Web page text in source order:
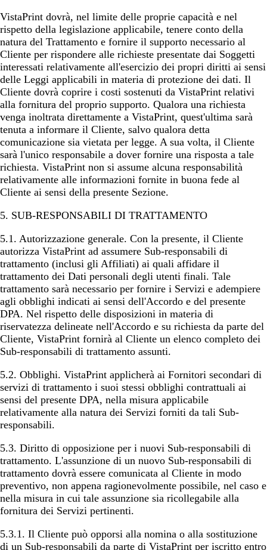
VistaPrint dovrà, nel limite delle proprie capacità e nel
rispetto della legislazione applicabile, tenere conto della
natura del Trattamento e fornire il supporto necessario al
Cliente per rispondere alle richieste presentate dai Soggetti
interessati relativamente all'esercizio dei propri diritti ai sensi
delle Leggi applicabili in materia di protezione dei dati. Il
Cliente dovrà coprire i costi sostenuti da VistaPrint relativi
alla fornitura del proprio supporto. Qualora una richiesta
venga inoltrata direttamente a VistaPrint, quest'ultima sarà
tenuta a informare il Cliente, salvo qualora detta
comunicazione sia vietata per legge. A sua volta, il Cliente
sarà l'unico responsabile a dover fornire una risposta a tale
richiesta. VistaPrint non si assume alcuna responsabilità
relativamente alle informazioni fornite in buona fede al
Cliente ai sensi della presente Sezione.
5. SUB-RESPONSABILI DI TRATTAMENTO
5.1. Autorizzazione generale. Con la presente, il Cliente
autorizza VistaPrint ad assumere Sub-responsabili di
trattamento (inclusi gli Affiliati) ai quali affidare il
trattamento dei Dati personali degli utenti finali. Tale
trattamento sarà necessario per fornire i Servizi e adempiere
agli obblighi indicati ai sensi dell'Accordo e del presente
DPA. Nel rispetto delle disposizioni in materia di
riservatezza delineate nell'Accordo e su richiesta da parte del
Cliente, VistaPrint fornirà al Cliente un elenco completo dei
Sub-responsabili di trattamento assunti.
5.2. Obblighi. VistaPrint applicherà ai Fornitori secondari di
servizi di trattamento i suoi stessi obblighi contrattuali ai
sensi del presente DPA, nella misura applicabile
relativamente alla natura dei Servizi forniti da tali Sub-
responsabili.
5.3. Diritto di opposizione per i nuovi Sub-responsabili di
trattamento. L'assunzione di un nuovo Sub-responsabili di
trattamento dovrà essere comunicata al Cliente in modo
preventivo, non appena ragionevolmente possibile, nel caso e
nella misura in cui tale assunzione sia ricollegabile alla
fornitura dei Servizi pertinenti.
5.3.1. Il Cliente può opporsi alla nomina o alla sostituzione
di un Sub-responsabili da parte di VistaPrint per iscritto entro